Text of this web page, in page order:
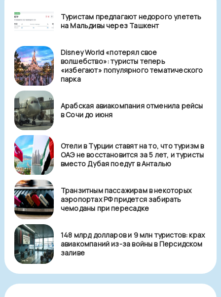
Туристам предлагают недорого улететь
на Мальдивы через Ташкент
Disney World «потерял свое
волшебство»: туристы теперь
«избегают» популярного тематического
парка
Арабская авиакомпания отменила рейсы
в Сочи до июня
Отели в Турции ставят на то, что туризм в
ОАЭ не восстановится за 5 лет, и туристы
вместо Дубая поедут в Анталью
Транзитным пассажирам в некоторых
аэропортах РФ придется забирать
чемоданы при пересадке
148 млрд долларов и 9 млн туристов: крах
авиакомпаний из-за войны в Персидском
заливе